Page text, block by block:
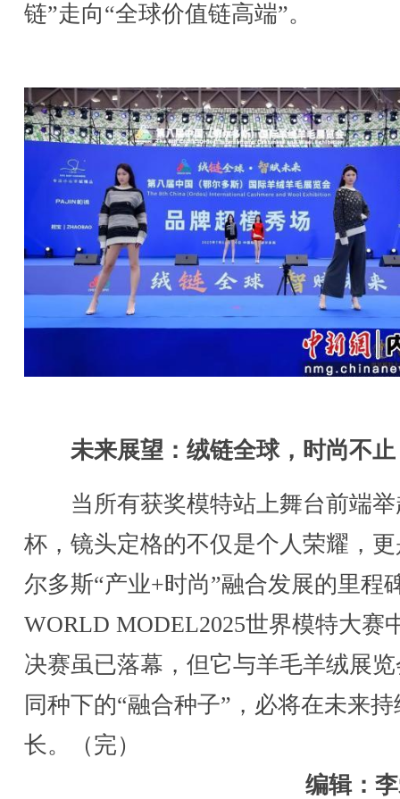
链”走向“全球价值链高端”。
未来展望：绒链全球，时尚不止
当所有获奖模特站上舞台前端举
杯，镜头定格的不仅是个人荣耀，
尔多斯“产业+时尚”融合发展的里程
WORLD MODEL2025世界模特大赛
决赛虽已落幕，但它与羊毛羊绒展
同种下的“融合种子”，必将在未来
长。（完）
编辑：